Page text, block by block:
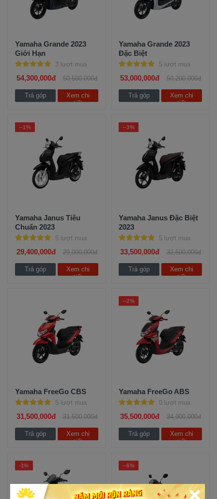
Yamaha Grande 2023
Giới Hạn
3 lượt mua
54,300,000đ 50,500,000đ
Trả góp
Xem chi
tiết
Yamaha Grande 2023
Đặc Biệt
5 lượt mua
53,000,000đ 50,200,000đ
Trả góp
Xem chi
tiết
--1%
Yamaha Janus Tiêu
Chuẩn 2023
5 lượt mua
29,400,000đ 29,000,000đ
Trả góp
Xem chi
tiết
--3%
Yamaha Janus Đặc Biệt
2023
5 lượt mua
33,500,000đ 32,500,000đ
Trả góp
Xem chi
tiết
Yamaha FreeGo CBS
5 lượt mua
31,500,000đ 31,500,000đ
Trả góp
Xem chi
tiết
--2%
Yamaha FreeGo ABS
0 lượt mua
35,500,000đ 34,900,000đ
Trả góp
Xem chi
tiết
-1% --6%